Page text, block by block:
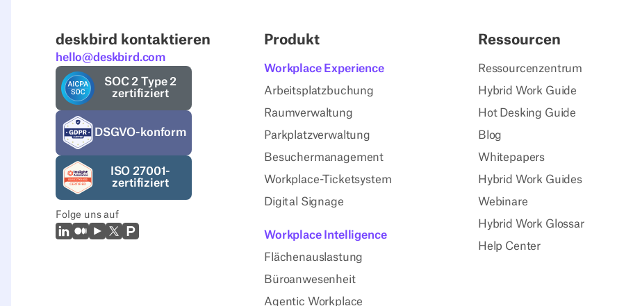
deskbird kontaktieren
hello@deskbird.com
SOC 2 Type 2
zertifiziert
DSGVO-konform
ISO 27001-
zertifiziert
Folge uns auf
LinkedIn
MittelYoutube
X (Twitter)
Prodcut Hunt
Produkt
Workplace Experience
Arbeitsplatzbuchung
Raumverwaltung
Parkplatzverwaltung
Besuchermanagement
Workplace-Ticketsystem
Digital Signage
Workplace Intelligence
Flächenauslastung
Büroanwesenheit
Agentic Workplace
Ressourcen
Ressourcenzentrum
Hybrid Work Guide
Hot Desking Guide
Blog
Whitepapers
Hybrid Work Guides
Webinare
Hybrid Work Glossar
Help Center